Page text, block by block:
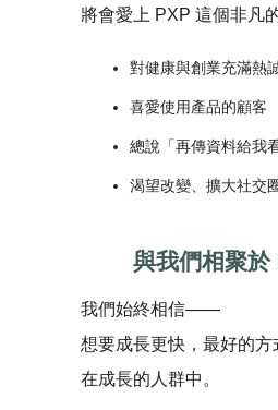
將會愛上 PXP 這個非凡
對健康與創業充滿熱
喜愛使用產品的顧客
總說「再傳資料給我
渴望改變、擴大社交
與我們相聚於
我們始終相信——
想要成長更快，最好的方
在成長的人群中。